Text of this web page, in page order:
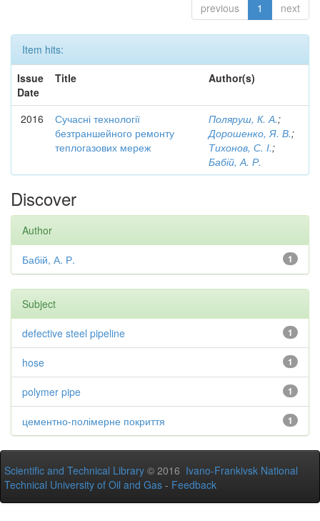
previous 1 next
Item hits:
Issue
Date
Title Author(s)
2016
Сучасні технології
безтраншейного ремонту
теплогазових мереж
Поляруш, К. А.;
Дорошенко, Я. В.;
Тихонов, С. І.;
Бабій, А. Р.
Discover
Author
1
Бабій, А. Р.
Subject
1
defective steel pipeline
1
hose
1
polymer pipe
1
цементно-полімерне покриття
Scientific and Technical Library © 2016 Ivano-Frankivsk National
Technical University of Oil and Gas - Feedback